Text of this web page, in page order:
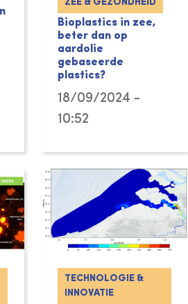
ZEE & GEZONDHEID
Bioplastics in zee,
beter dan op
aardolie
gebaseerde
plastics?
18/09/2024 -
10:52
TECHNOLOGIE &
INNOVATIE